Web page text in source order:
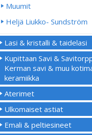
Muumit
Heljä Liukko- Sundström
Lasi & kristalli & taidelasi
Kupittaan Savi &
Kerman savi & muu
keramiikka
Aterimet
Ulkomaiset astiat
Emali & peltiesineet